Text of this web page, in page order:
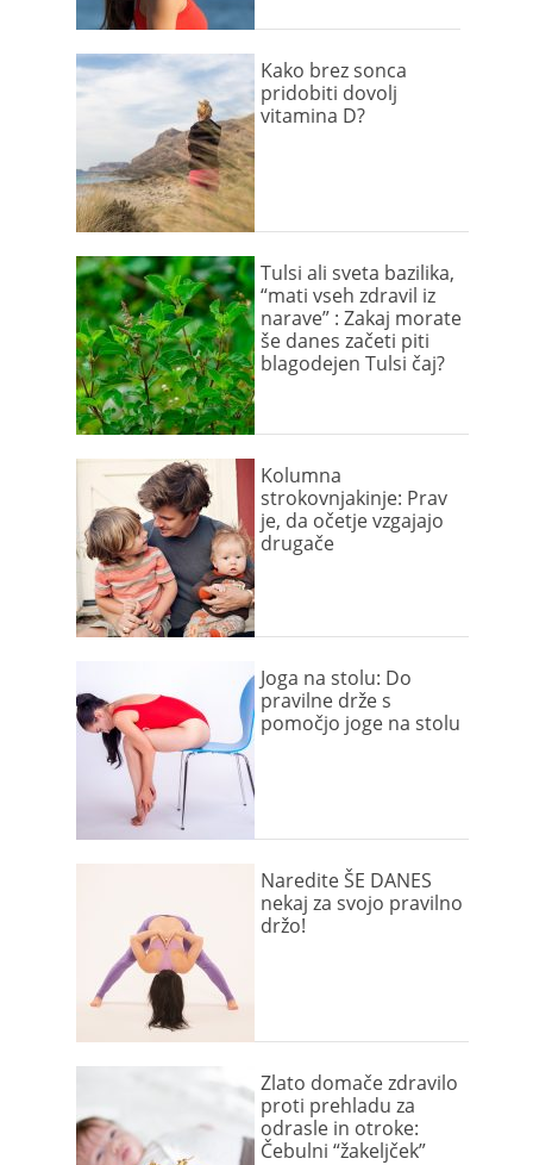
Kako brez sonca
pridobiti dovolj
vitamina D?
Tulsi ali sveta bazilika,
“mati vseh zdravil iz
narave” : Zakaj morate
še danes začeti piti
blagodejen Tulsi čaj?
Kolumna
strokovnjakinje: Prav
je, da očetje vzgajajo
drugače
Joga na stolu: Do
pravilne drže s
pomočjo joge na stolu
Naredite ŠE DANES
nekaj za svojo pravilno
držo!
Zlato domače zdravilo
proti prehladu za
odrasle in otroke:
Čebulni “žakeljček”